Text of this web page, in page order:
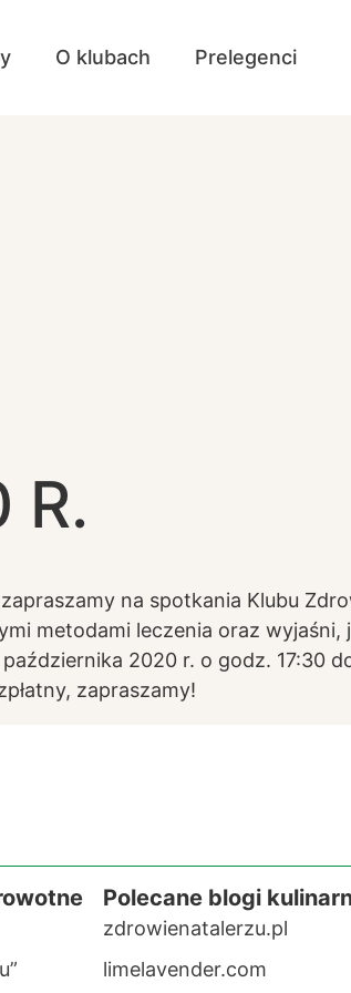
O klubach Prelegenci
R.
na spotkania Klubu
metodami leczenia oraz wyjaśni,
2020 r. o godz. 17:30
zapraszamy!
Polecane blogi
zdrowienatalerzu.pl
limelavender.com